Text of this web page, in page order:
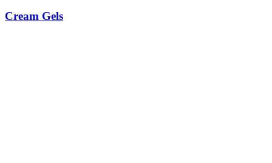
Cream Gels